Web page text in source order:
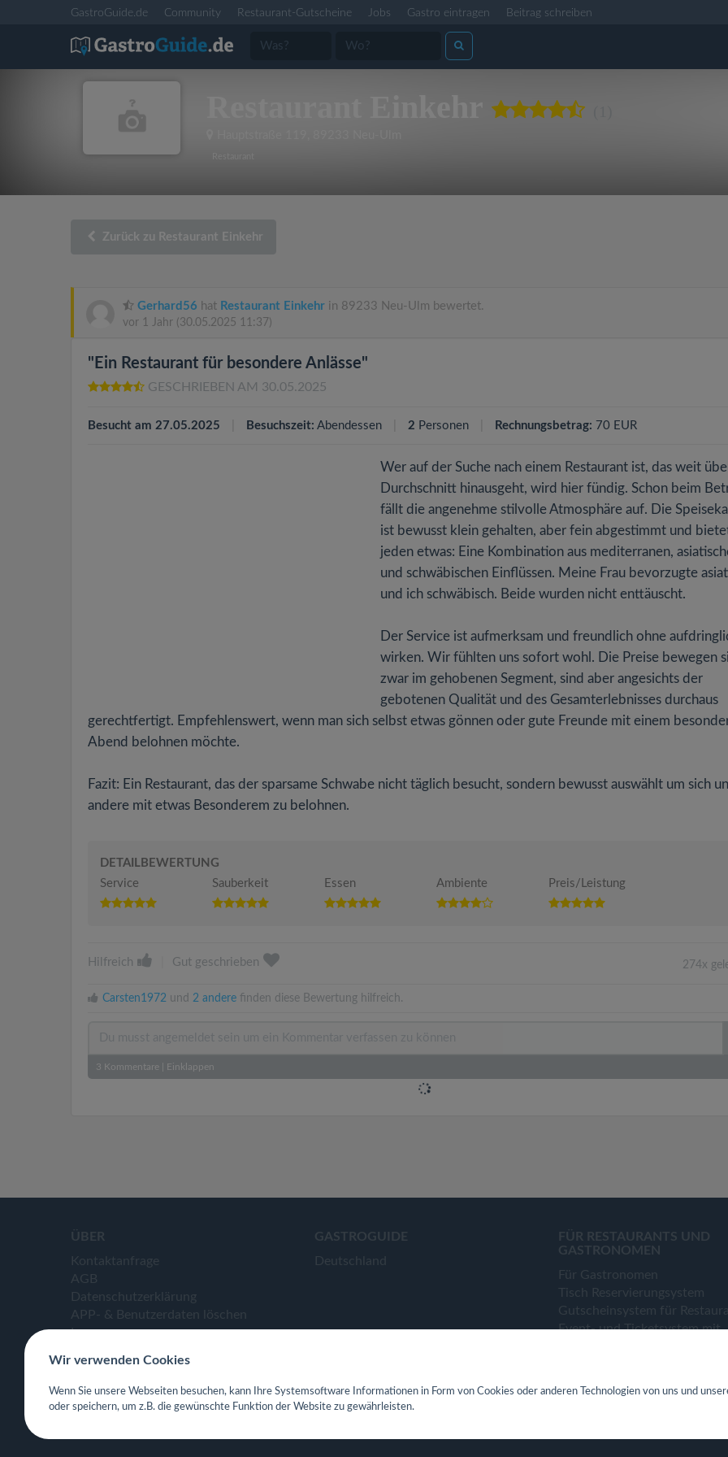
GastroGuide.de Community Restaurant-Gutscheine Jobs Gastro eintragen Beitrag schreiben
Zurück zu Restaurant Einkehr
Gerhard56 hat Restaurant Einkehr in 89233 Neu-Ulm bewertet.
vor 1 Jahr (30.05.2025 11:37)
"Ein Restaurant für besondere Anlässe"
GESCHRIEBEN AM 30.05.2025
Besucht am 27.05.2025 Besuchszeit: Abendessen 2 Personen Rechnungsbetrag: 70 EUR
Wer auf der Suche nach einem Restaurant ist, das weit
Durchschnitt hinausgeht, wird hier fündig. Schon beim
fällt die angenehme stilvolle Atmosphäre auf. Die
ist bewusst klein gehalten, aber fein abgestimmt und
jeden etwas: Eine Kombination aus mediterranen,
und schwäbischen Einflüssen. Meine Frau bevorzugte
und ich schwäbisch. Beide wurden nicht enttäuscht.
Der Service ist aufmerksam und freundlich ohne
wirken. Wir fühlten uns sofort wohl. Die Preise bewegen
zwar im gehobenen Segment, sind aber angesichts der
gebotenen Qualität und des Gesamterlebnisses durchaus
gerechtfertigt. Empfehlenswert, wenn man sich selbst etwas gönnen oder gute Freunde mit einem
Abend belohnen möchte.
Fazit: Ein Restaurant, das der sparsame Schwabe nicht täglich besucht, sondern bewusst auswählt um sich
andere mit etwas Besonderem zu belohnen.
DETAILBEWERTUNG
Service
Sauberkeit Essen Ambiente Preis/Leistung
Hilfreich Gut geschrieben 274x
Carsten1972 und 2 andere finden diese Bewertung hilfreich.
3 Kommentare Einklappen
ÜBER
Kontaktanfrage
AGB
Datenschutzerklärung
APP- & Benutzerdaten löschen
Impressum
GASTROGUIDE
Deutschland
FÜR RESTAURANTS UND
GASTRONOMEN
Für Gastronomen
Tisch Reservierungsystem
Gutscheinsystem für
Event- und Ticketsystem mit
Webseiten für Restaurant
Wir verwenden Cookies
Wenn Sie unsere Webseiten besuchen, kann Ihre Systemsoftware Informationen in Form von Cookies oder anderen Technologien von uns und
oder speichern, um z.B. die gewünschte Funktion der Website zu gewährleisten.